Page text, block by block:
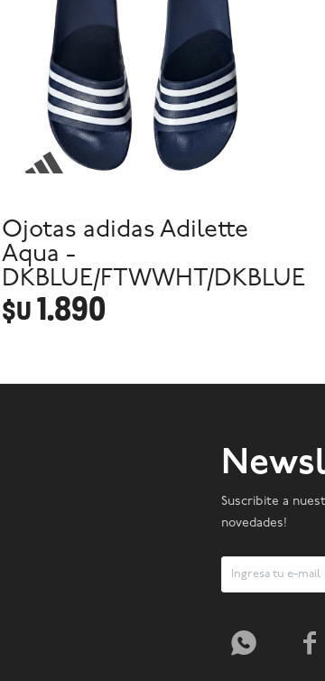
Ojotas adidas Adilette
Aqua -
DKBLUE/FTWWHT/DKBLUE
$U1.890
Suscribite a
novedades!
 